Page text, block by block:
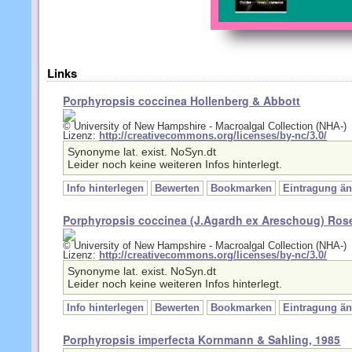
Links
Porphyropsis coccinea Hollenberg & Abbott
© University of New Hampshire - Macroalgal Collection (NHA-)
Lizenz: http://creativecommons.org/licenses/by-nc/3.0/
Synonyme lat. exist. NoSyn.dt
Leider noch keine weiteren Infos hinterlegt.
Info hinterlegen Bewerten Bookmarken Eintragung
Porphyropsis coccinea (J.Agardh ex Areschoug)
© University of New Hampshire - Macroalgal Collection (NHA-)
Lizenz: http://creativecommons.org/licenses/by-nc/3.0/
Synonyme lat. exist. NoSyn.dt
Leider noch keine weiteren Infos hinterlegt.
Info hinterlegen Bewerten Bookmarken Eintragung
Porphyropsis imperfecta Kornmann & Sahling, 1985